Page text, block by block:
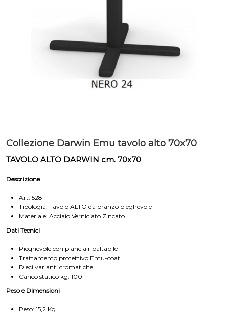
Collezione Darwin Emu tavolo alto 70x70
TAVOLO ALTO DARWIN cm. 70x70
Descrizione
Art. 528
Tipologia: Tavolo ALTO da pranzo pieghevole
Materiale: Acciaio Verniciato Zincato
Dati Tecnici
Pieghevole con plancia ribaltabile
Trattamento protettivo Emu-coat
Dieci varianti cromatiche
Carico statico kg. 100
Peso e Dimensioni
Peso: 15,2 Kg